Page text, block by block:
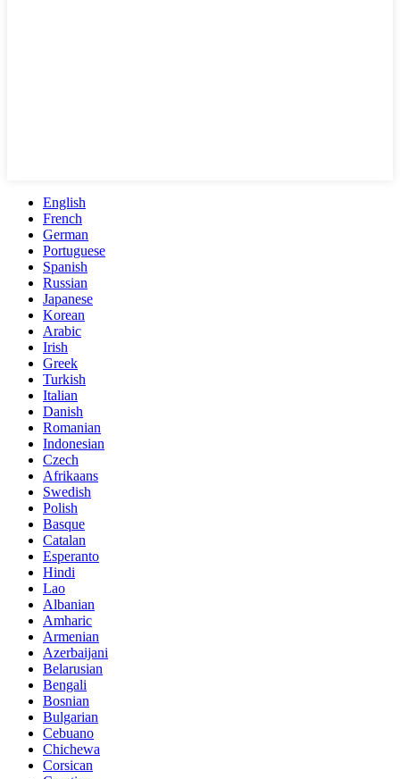
English
French
German
Portuguese
Spanish
Russian
Japanese
Korean
Arabic
Irish
Greek
Turkish
Italian
Danish
Romanian
Indonesian
Czech
Afrikaans
Swedish
Polish
Basque
Catalan
Esperanto
Hindi
Lao
Albanian
Amharic
Armenian
Azerbaijani
Belarusian
Bengali
Bosnian
Bulgarian
Cebuano
Chichewa
Corsican